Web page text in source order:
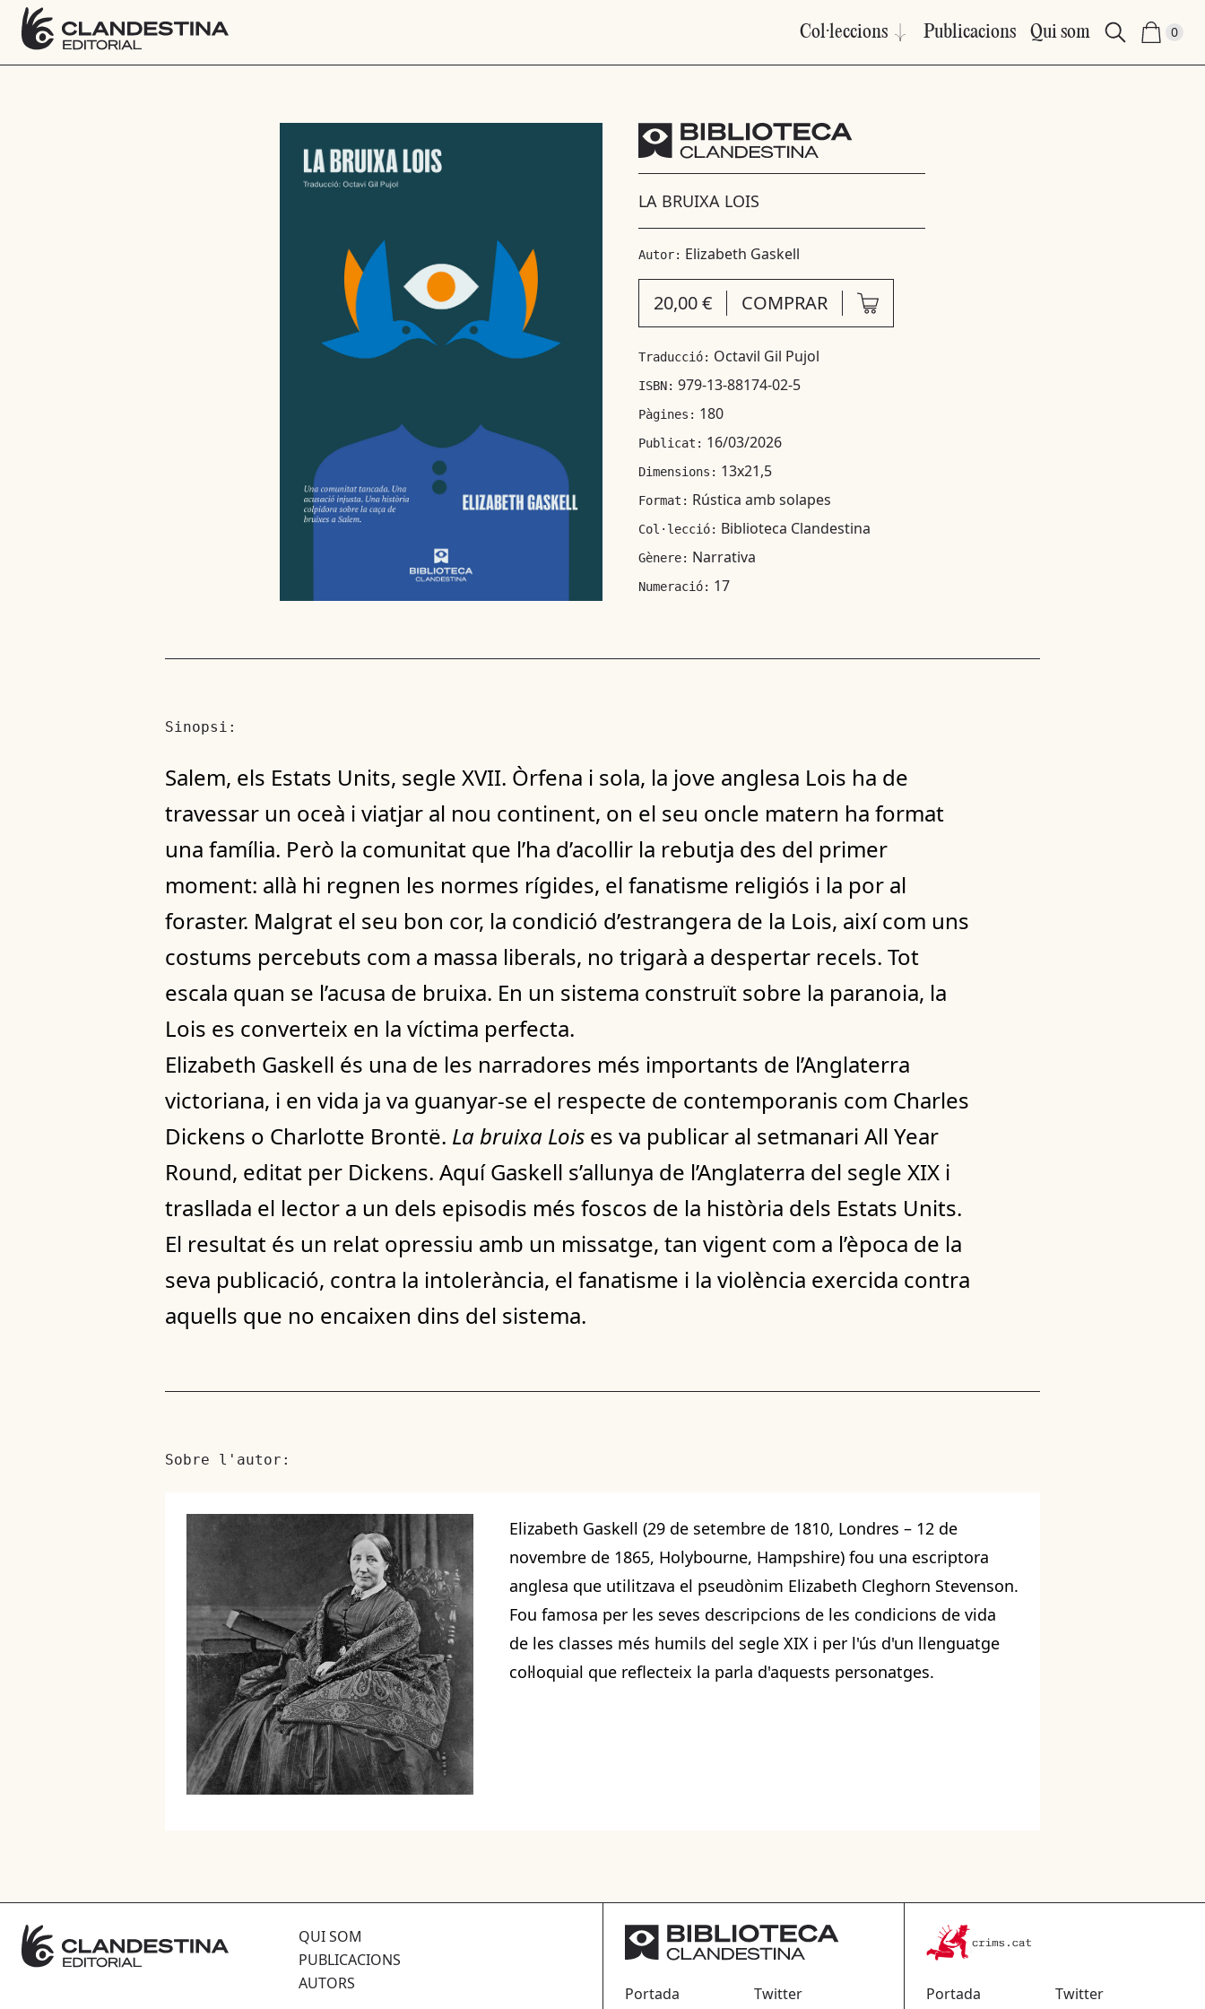
Col·leccions Publicacions Qui som 0
LA BRUIXA LOIS
Autor: Elizabeth Gaskell
20,00 € COMPRAR
Traducció: Octavil Gil Pujol
ISBN: 979-13-88174-02-5
Pàgines: 180
Publicat: 16/03/2026
Dimensions: 13x21,5
Format: Rústica amb solapes
Col·lecció: Biblioteca Clandestina
Gènere: Narrativa
Numeració: 17
Sinopsi:
Salem, els Estats Units, segle XVII. Òrfena i sola, la jove anglesa Lois ha de
travessar un oceà i viatjar al nou continent, on el seu oncle matern ha format
una família. Però la comunitat que l’ha d’acollir la rebutja des del primer
moment: allà hi regnen les normes rígides, el fanatisme religiós i la por al
foraster. Malgrat el seu bon cor, la condició d’estrangera de la Lois, així com uns
costums percebuts com a massa liberals, no trigarà a despertar recels. Tot
escala quan se l’acusa de bruixa. En un sistema construït sobre la paranoia, la
Lois es converteix en la víctima perfecta.
Elizabeth Gaskell és una de les narradores més importants de l’Anglaterra
victoriana, i en vida ja va guanyar-se el respecte de contemporanis com Charles
Dickens o Charlotte Brontë. La bruixa Lois es va publicar al setmanari All Year
Round, editat per Dickens. Aquí Gaskell s’allunya de l’Anglaterra del segle XIX i
trasllada el lector a un dels episodis més foscos de la història dels Estats Units.
El resultat és un relat opressiu amb un missatge, tan vigent com a l’època de la
seva publicació, contra la intolerància, el fanatisme i la violència exercida contra
aquells que no encaixen dins del sistema.
Sobre l'autor:
Elizabeth Gaskell (29 de setembre de 1810, Londres – 12 de
novembre de 1865, Holybourne, Hampshire) fou una escriptora
anglesa que utilitzava el pseudònim Elizabeth Cleghorn Stevenson.
Fou famosa per les seves descripcions de les condicions de vida
de les classes més humils del segle XIX i per l'ús d'un llenguatge
col·loquial que reflecteix la parla d'aquests personatges.
QUI SOM
PUBLICACIONS
AUTORS
Portada
Twitter
Portada
Twitter